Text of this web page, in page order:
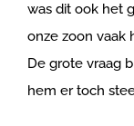
was dit ook het
onze zoon vaak
De grote vraag
hem er toch